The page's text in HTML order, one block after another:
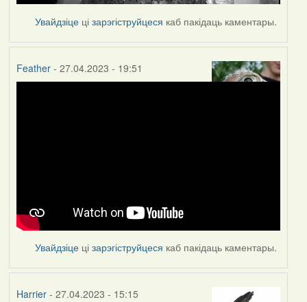
Увайдзіце цізарэгіструйцеся каб пакідаць каментары.
Feather- 27.04.2023 - 19:51
Увайдзіце цізарэгіструйцеся каб пакідаць каментары.
Harrier- 27.04.2023 - 15:15